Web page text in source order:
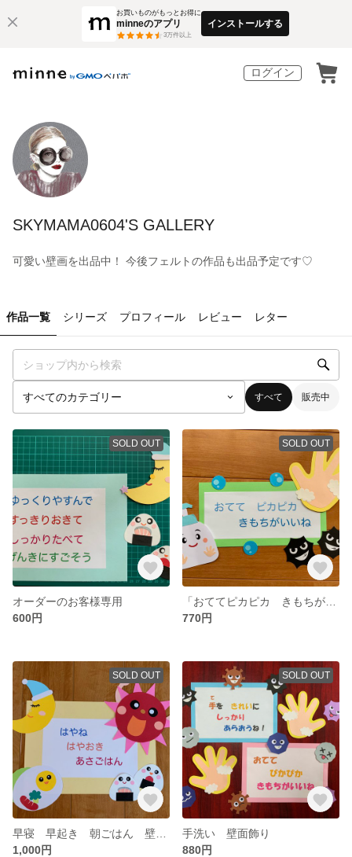
お買いものがもっとお得に
minneのアプリ
3万件以上
インストールする
ログイン
SKYMAMA0604'S GALLERY
可愛い壁画を出品中！ 今後フェルトの作品も出品予定です♡
作品一覧 シリーズ プロフィール レビュー レター
すべて 販売中
SOLD OUT
オーダーのお客様専用
600円
SOLD OUT
770円
SOLD OUT
1,000円
SOLD OUT
手洗い 壁面飾り
880円